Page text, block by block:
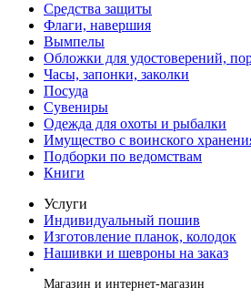
Средства защиты
Флаги, навершия
Вымпелы
Обложки для удостоверений,
Часы, запонки, заколки
Посуда
Сувениры
Одежда для охоты и рыбалки
Имущество с воинского
Подборки по ведомствам
Книги
Услуги
Индивидуальный пошив
Изготовление планок, колодок
Нашивки и шевроны на заказ
Магазин и интернет-магазин